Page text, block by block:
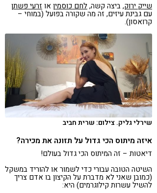
שייק ירוק, ביצה קשה,לחם כוסמין או זרעי פשתן
עם גבינת עיזים, זה מה שקורה בפועל (במוחי –
קרואסון).
שירלי גליק. צילום: שרית חביב
איזה מיתוס הכי גדול על תזונה את מכירה?
דיאטות – זה המיתוס הכי גדול בעולם!
השיטה הטובה עבורי כדי לשמור או להוריד במשקל
(כמובן שאני לא מדברת על הקיצון בו אדם צריך
להשיל עשרות קילוגרמים) היא: